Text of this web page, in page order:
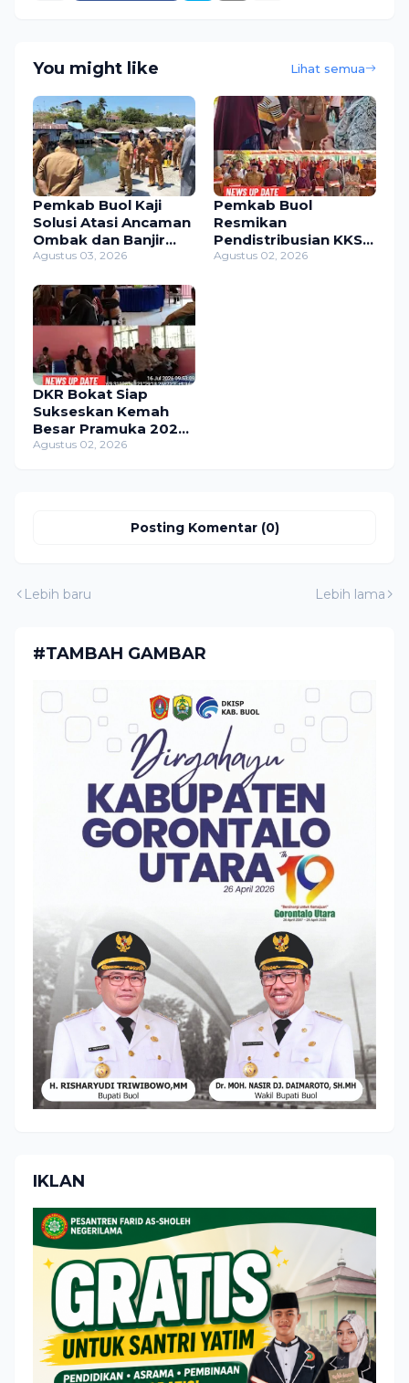
You might like Lihat semua
Pemkab Buol Kaji
Solusi Atasi Ancaman
Ombak dan Banjir
Rob di Lokodidi
Agustus 03, 2026
Pemkab Buol
Resmikan
Pendistribusian KKS,
744 KPM di 11
Agustus 02, 2026
DKR Bokat Siap
Sukseskan Kemah
Besar Pramuka 2026,
Momentum Bentuk
Agustus 02, 2026
Posting Komentar (0)
Lebih baru Lebih lama
#TAMBAH GAMBAR
IKLAN